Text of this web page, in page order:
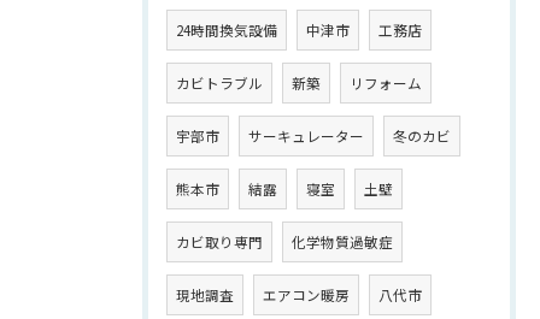
24時間換気設備 中津市 工務店
カビトラブル 新築 リフォーム
宇部市 サーキュレーター 冬のカビ
熊本市 結露 寝室 土壁
カビ取り専門 化学物質過敏症
現地調査 エアコン暖房 八代市